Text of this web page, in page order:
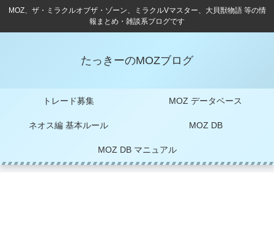
MOZ、ザ・ミラクルオブザ・ゾーン、ミラクルVマスター、大貝獣物語 等の情
報まとめ・雑談系ブログです
たっきーのMOZブログ
トレード募集 MOZ データベース
ネオス編 基本ルール MOZ DB
MOZ DB マニュアル